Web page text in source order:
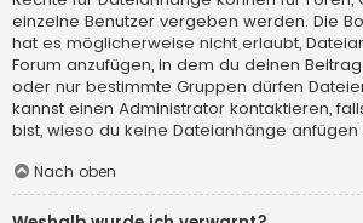
einzelne Benutzer vergeben werden. Die
hat es möglicherweise nicht erlaubt,
Forum anzufügen, in dem du deinen
oder nur bestimmte Gruppen dürfen
kannst einen Administrator kontaktieren,
bist, wieso du keine Dateianhänge anfügen
Nach oben